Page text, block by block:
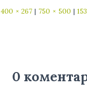
400 × 267 | 750 × 500 |
0